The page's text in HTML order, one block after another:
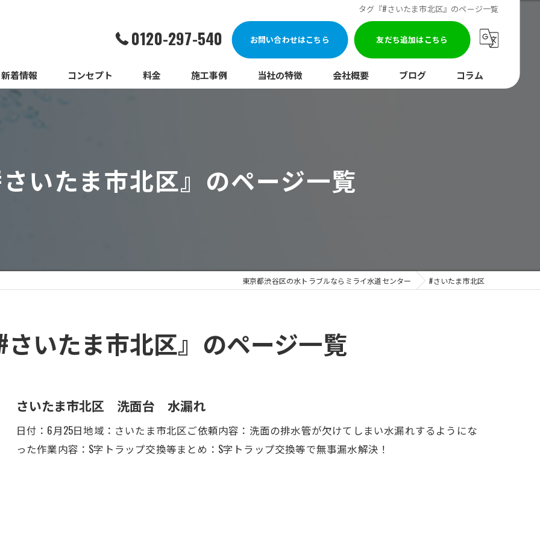
タグ『#さいたま市北区』のページ一覧
0120-297-540 お問い合わせはこちら 友だち追加はこちら
新着情報 コンセプト 料金 施工事例 当社の特徴 会社概要 ブログ コラム
いたま市北区』のページ一覧
東京都渋谷区の水トラブルならミライ水道センター #さいたま市北区
いたま市北区』のページ一覧
さいたま市北区 洗面台 水漏れ
日付：6月25日地域：さいたま市北区ご依頼内容：洗面の排水管が欠けてしまい水漏れするようにな
った作業内容：S字トラップ交換等まとめ：S字トラップ交換等で無事漏水解決！